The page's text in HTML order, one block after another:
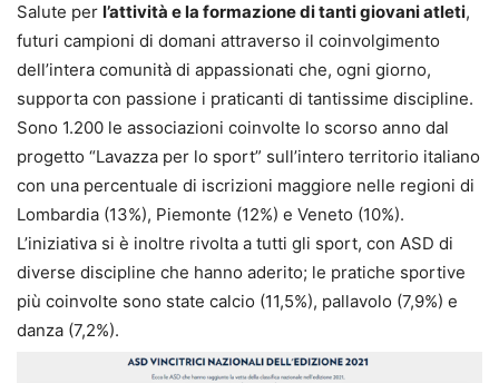
Salute per l’attività e la formazione di tanti giovani atleti,
futuri campioni di domani attraverso il coinvolgimento
dell’intera comunità di appassionati che, ogni giorno,
supporta con passione i praticanti di tantissime discipline.
Sono 1.200 le associazioni coinvolte lo scorso anno dal
progetto “Lavazza per lo sport” sull’intero territorio italiano
con una percentuale di iscrizioni maggiore nelle regioni di
Lombardia (13%), Piemonte (12%) e Veneto (10%).
L’iniziativa si è inoltre rivolta a tutti gli sport, con ASD di
diverse discipline che hanno aderito; le pratiche sportive
più coinvolte sono state calcio (11,5%), pallavolo (7,9%) e
danza (7,2%).